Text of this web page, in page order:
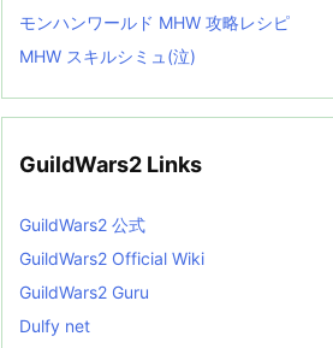
モンハンワールド MHW 攻略レシピ
MHW スキルシミュ(泣)
GuildWars2 Links
GuildWars2 公式
GuildWars2 Official Wiki
GuildWars2 Guru
Dulfy net